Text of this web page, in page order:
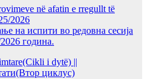
në afatin e rregullt të
2026
испити во редовна сесија
година.
i dytë) ||
циклус)